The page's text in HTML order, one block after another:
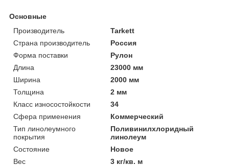
Основные
Производитель
Tarkett
Страна производитель
Россия
Форма поставки
Рулон
Длина
23000 мм
Ширина
2000 мм
Толщина
2 мм
Класс износостойкости
34
Сфера применения
Коммерческий
Тип линолеумного
покрытия
Поливинилхлоридный
линолеум
Состояние
Новое
Вес
3 кг/кв. м